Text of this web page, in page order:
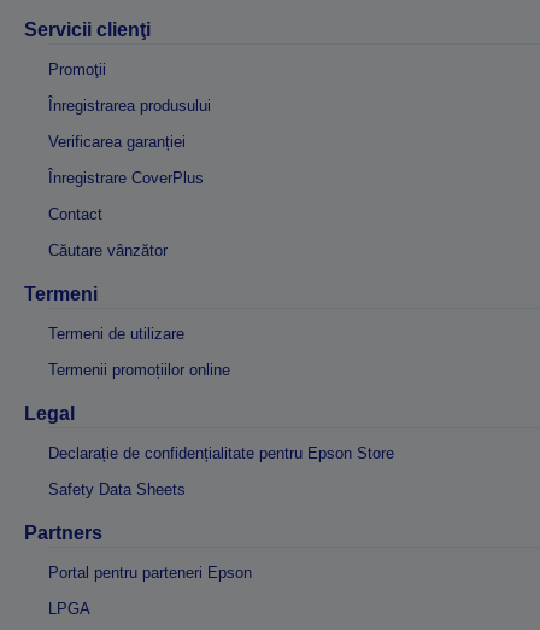
Servicii clienţi
Promoţii
Înregistrarea produsului
Verificarea garanției
Înregistrare CoverPlus
Contact
Căutare vânzător
Termeni
Termeni de utilizare
Termenii promoțiilor online
Legal
Declarație de confidențialitate pentru Epson Store
Safety Data Sheets
Partners
Portal pentru parteneri Epson
LPGA